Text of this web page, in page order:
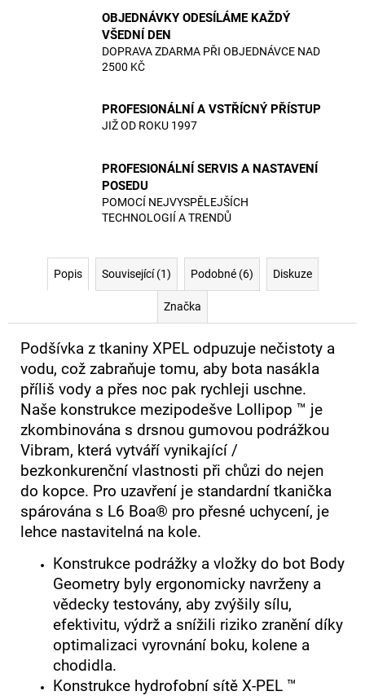
OBJEDNÁVKY ODESÍLÁME KAŽDÝ
VŠEDNÍ DEN
DOPRAVA ZDARMA PŘI OBJEDNÁVCE NAD
2500 KČ
PROFESIONÁLNÍ A VSTŘÍCNÝ PŘÍSTUP
JIŽ OD ROKU 1997
PROFESIONÁLNÍ SERVIS A NASTAVENÍ
POSEDU
POMOCÍ NEJVYSPĚLEJŠÍCH
TECHNOLOGIÍ A TRENDŮ
Popis Související (1) Podobné (6) Diskuze
Značka
Podšívka z tkaniny XPEL odpuzuje nečistoty a
vodu, což zabraňuje tomu, aby bota nasákla
příliš vody a přes noc pak rychleji uschne.
Naše konstrukce mezipodešve Lollipop ™ je
zkombinována s drsnou gumovou podrážkou
Vibram, která vytváří vynikající /
bezkonkurenční vlastnosti při chůzi do nejen
do kopce. Pro uzavření je standardní tkanička
spárována s L6 Boa® pro přesné uchycení, je
lehce nastavitelná na kole.
Konstrukce podrážky a vložky do bot Body
Geometry byly ergonomicky navrženy a
vědecky testovány, aby zvýšily sílu,
efektivitu, výdrž a snížili riziko zranění díky
optimalizaci vyrovnání boku, kolene a
chodidla.
Konstrukce hydrofobní sítě X-PEL ™